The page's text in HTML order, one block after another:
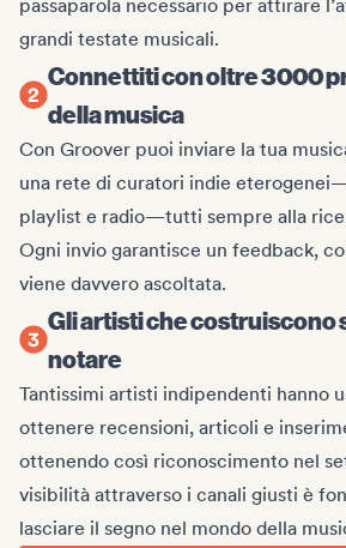
passaparola necessario per attirare
grandi testate musicali.
Connettiti con oltre 3000
della musica
Con Groover puoi inviare la tua
una rete di curatori indie
playlist e radio—tutti sempre alla
Ogni invio garantisce un feedback,
viene davvero ascoltata.
Gli artisti che costruiscono
notare
Tantissimi artisti indipendenti hanno
ottenere recensioni, articoli e
ottenendo così riconoscimento nel
visibilità attraverso i canali giusti è
lasciare il segno nel mondo della